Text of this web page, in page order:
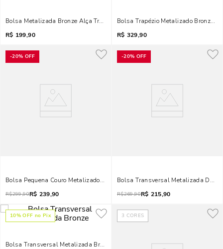
Bolsa Metalizada Bronze Alça Transversal Corrente
R$ 199,90
Bolsa Trapézio Metalizado Bronze
R$ 329,90
-20% OFF
Bolsa Pequena Couro Metalizado Dourado Claro Alça Transversal
R$299,90R$ 239,90
-20% OFF
Bolsa Transversal Metalizada
R$269,90R$ 215,90
10% OFF no Pix
Bolsa Transversal Metalizada Bronze
3 CORES